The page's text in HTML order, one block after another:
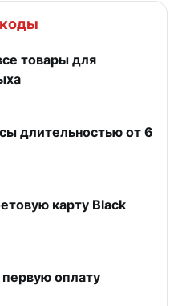
товары для
длительностью от 6
карту Black
оплату